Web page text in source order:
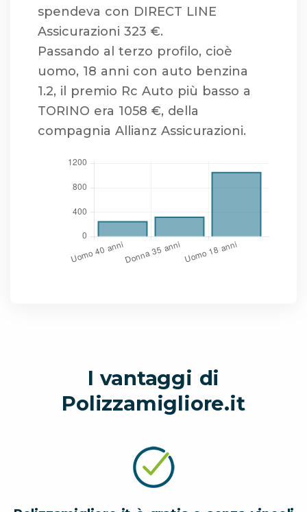
spendeva con DIRECT LINE
Assicurazioni 323 €.
Passando al terzo profilo, cioè
uomo, 18 anni con auto benzina
1.2, il premio Rc Auto più basso a
TORINO era 1058 €, della
compagnia Allianz Assicurazioni.
I vantaggi di
Polizzamigliore.it